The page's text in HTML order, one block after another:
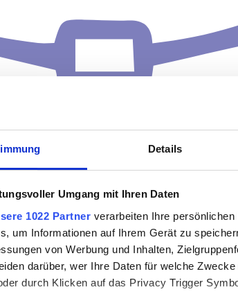
Details
Umgang mit Ihren Daten
1022 Partner verarbeiten Ihre
um Informationen auf Ihrem Gerät zu
von Werbung und Inhalten,
darüber, wer Ihre Daten für welche
durch Klicken auf das Privacy Trigger